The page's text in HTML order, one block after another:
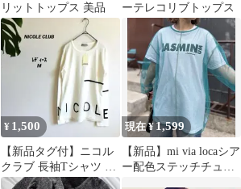
リットトップス 美品
ーテレコリブトップス
¥ 1,500
【新品タグ付】ニコル
クラブ 長袖Tシャツ M
白 綿100% 日本製 ロン
現在 ¥1,599
【新品】mi via locaシア
ー配色ステッチチュー